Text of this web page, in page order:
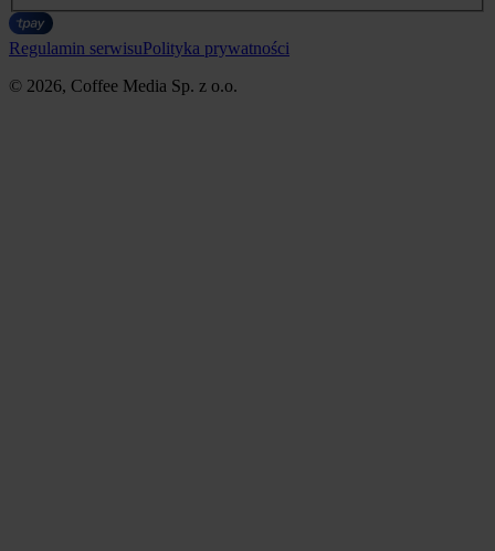
Regulamin serwisuPolityka prywatności
© 2026, Coffee Media Sp. z o.o.